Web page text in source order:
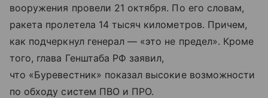
вооружения провели 21 октября. По его словам,
ракета пролетела 14 тысяч километров. Причем,
как подчеркнул генерал — «это не предел». Кроме
того, глава Генштаба РФ заявил,
что «Буревестник» показал высокие возможности
по обходу систем ПВО и ПРО.